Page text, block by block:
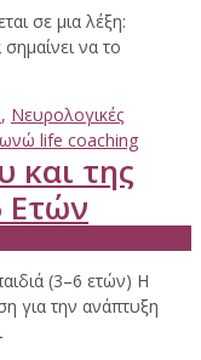
σε μια λέξη:
να το
, Νευρολογικές
life coaching
και της
Ετών
(3–6 ετών) Η
για την ανάπτυξη